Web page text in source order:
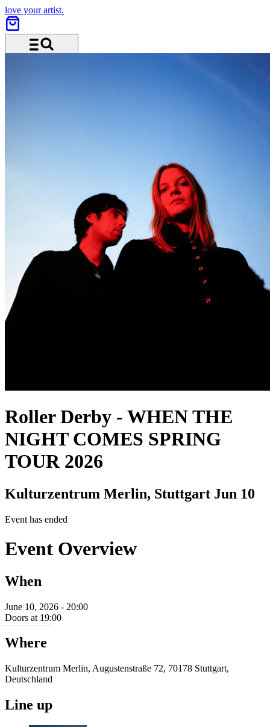
love your artist.
Roller Derby - WHEN THE
NIGHT COMES SPRING
TOUR 2026
Kulturzentrum Merlin, Stuttgart Jun 10
Event has ended
Event Overview
When
June 10, 2026 - 20:00
Doors at 19:00
Where
Kulturzentrum Merlin, Augustenstraße 72, 70178 Stuttgart,
Deutschland
Line up